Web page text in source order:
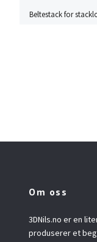
Beltestack for
Om oss
3DNils.no er en
produserer et